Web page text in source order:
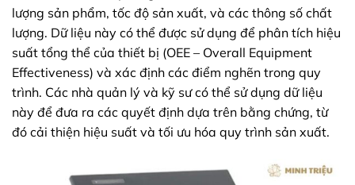
lượng sản phẩm, tốc độ sản xuất, và các thông số chất
lượng. Dữ liệu này có thể được sử dụng để phân tích hiệu
suất tổng thể của thiết bị (OEE – Overall Equipment
Effectiveness) và xác định các điểm nghẽn trong quy
trình. Các nhà quản lý và kỹ sư có thể sử dụng dữ liệu
này để đưa ra các quyết định dựa trên bằng chứng, từ
đó cải thiện hiệu suất và tối ưu hóa quy trình sản xuất.